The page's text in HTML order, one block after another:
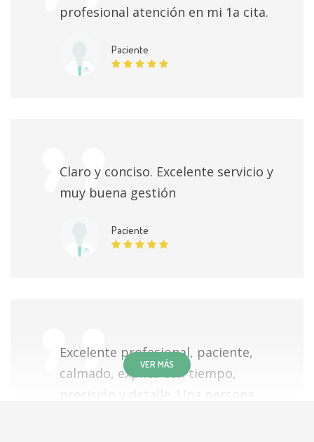
profesional atención en mi 1a cita.
Paciente
Claro y conciso. Excelente servicio y
muy buena gestión
Paciente
Excelente profesional, paciente,
calmado, explica con tiempo,
precisión y detalle. Una persona
VER MÁS